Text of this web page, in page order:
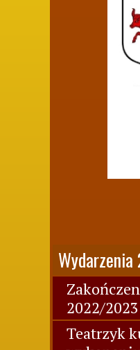
2022/2023
Teatrzyk